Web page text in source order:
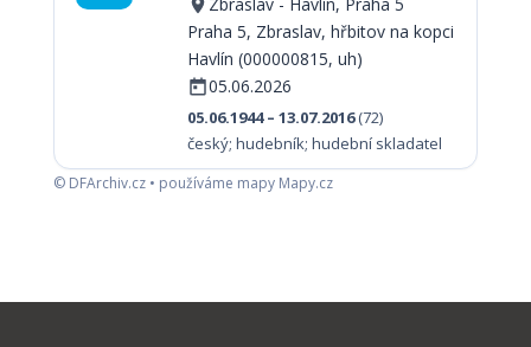
Zbraslav - Havlín, Praha 5
Praha 5, Zbraslav, hřbitov na kopci
Havlín (000000815, uh)
05.06.2026
05.06.1944 – 13.07.2016(72)
český; hudebník; hudební skladatel
© DFArchiv.cz • používáme mapy Mapy.cz